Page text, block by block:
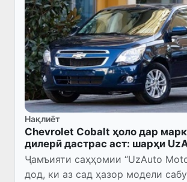
Нақлиёт
Chevrolet Cobalt ҳоло дар
дилерӣ дастрас аст: шарҳи
Ҷамъияти саҳҳомии “UzAuto
дод, ки аз сад ҳазор модели